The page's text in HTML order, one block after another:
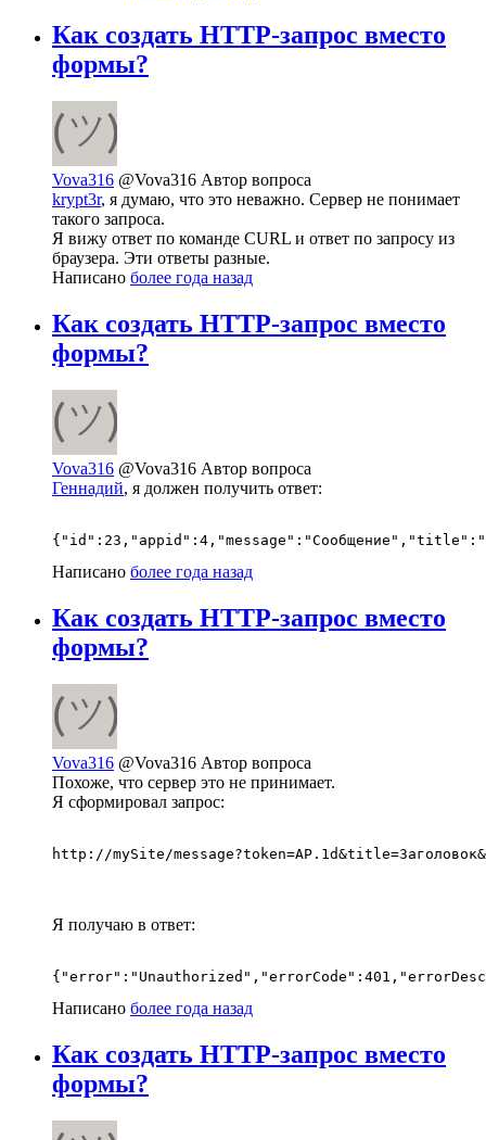
Как создать HTTP-запрос вместо
формы?
Vova316 @Vova316 Автор вопроса
krypt3r, я думаю, что это неважно. Сервер не понимает
такого запроса.
Я вижу ответ по команде CURL и ответ по запросу из
браузера. Эти ответы разные.
Написано более года назад
Как создать HTTP-запрос вместо
формы?
Vova316 @Vova316 Автор вопроса
Геннадий, я должен получить ответ:
Написано более года назад
Как создать HTTP-запрос вместо
формы?
Vova316 @Vova316 Автор вопроса
Похоже, что сервер это не принимает.
Я сформировал запрос:
http://mySite/
Я получаю в ответ:
Написано более года назад
Как создать HTTP-запрос вместо
формы?